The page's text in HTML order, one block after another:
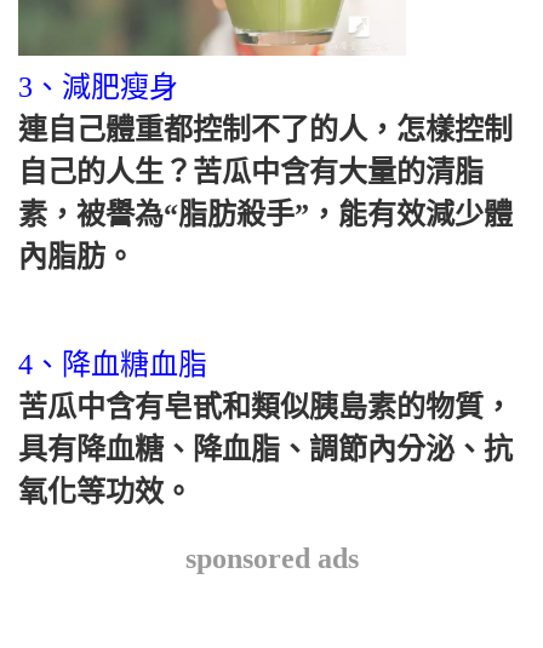
3、減肥瘦身
連自己體重都控制不了的人，怎樣控制
自己的人生？苦瓜中含有大量的清脂
素，被譽為“脂肪殺手”，能有效減少體
內脂肪。
4、降血糖血脂
苦瓜中含有皂甙和類似胰島素的物質，
具有降血糖、降血脂、調節內分泌、抗
氧化等功效。
sponsored ads